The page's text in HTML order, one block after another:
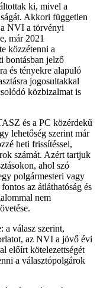
ki, mivel a
Akkori független
NVI a törvényi
már 2021
közzétenni a
bontásban jelző
és tényekre alapuló
jogosultakkal
közbizalmat is
és a PC közérdekű
lehetőség szerint már
heti frissítéssel,
számát. Azért tartjuk
ahol szó
polgármesteri vagy
az átláthatóság és
nem
a válasz szerint,
az NVI a jövő évi
előírt kötelezettségét
a választópolgárok